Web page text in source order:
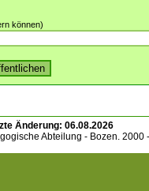
können)
Änderung: 06.08.2026
Abteilung - Bozen. 2000